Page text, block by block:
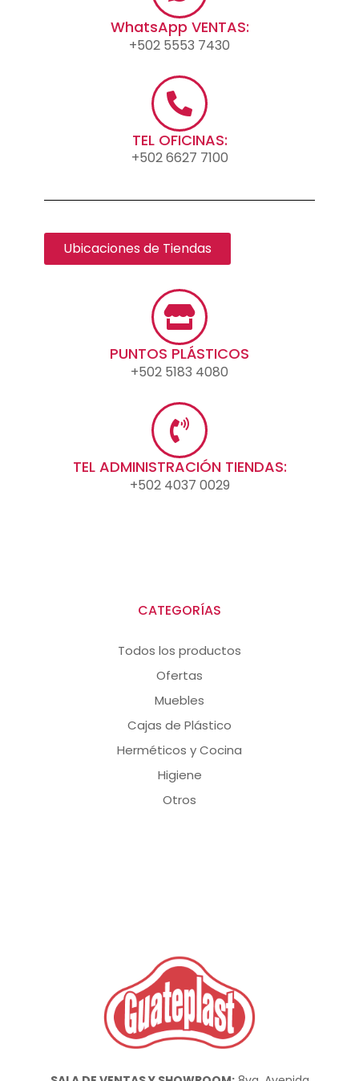
WhatsApp VENTAS:
+502 5553 7430
TEL OFICINAS:
+502 6627 7100
Ubicaciones de Tiendas
PUNTOS PLÁSTICOS
+502 5183 4080
TEL ADMINISTRACIÓN TIENDAS:
+502 4037 0029
CATEGORÍAS
Todos los productos
Ofertas
Muebles
Cajas de Plástico
Herméticos y Cocina
Higiene
Otros